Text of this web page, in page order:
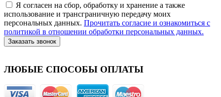
Я согласен на сбор, обработку и хранение а также
использование и трансграничную передачу моих
персональных данных. Прочитать согласие и ознакомиться с
политикой в отношении обработки персональных данных.
Заказать звонок
ЛЮБЫЕ СПОСОБЫ ОПЛАТЫ